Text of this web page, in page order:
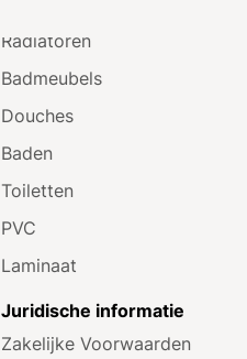
Radiatoren
Badmeubels
Douches
Baden
Toiletten
PVC
Laminaat
Juridische informatie
Zakelijke Voorwaarden